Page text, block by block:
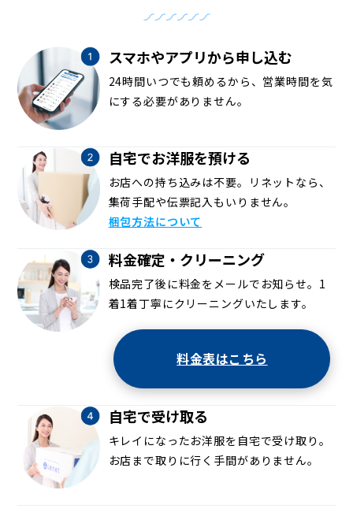
スマホやアプリから申し込む
24時間いつでも頼めるから、営業時間を気
にする必要がありません。
自宅でお洋服を預ける
お店への持ち込みは不要。リネットなら、
集荷手配や伝票記入もいりません。
梱包方法について
料金確定・クリーニング
検品完了後に料金をメールでお知らせ。1
着1着丁寧にクリーニングいたします。
料金表はこちら
自宅で受け取る
キレイになったお洋服を自宅で受け取り。
お店まで取りに行く手間がありません。